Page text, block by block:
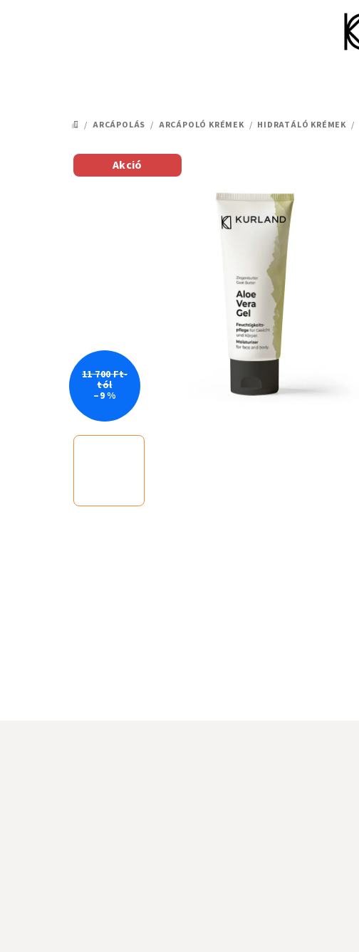
KEZDŐLAP
/ ARCÁPOLÁS / ARCÁPOLÓ KRÉMEK / HIDRATÁLÓ KRÉMEK /
Akció
11 700 Ft-
tól
–9 %